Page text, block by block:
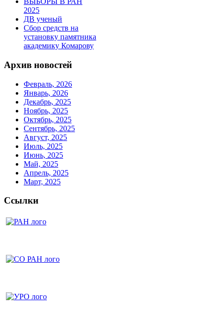
2025
ДВ ученый
Сбор средств на
установку памятника
академику Комарову
Архив новостей
Февраль, 2026
Январь, 2026
Декабрь, 2025
Ноябрь, 2025
Октябрь, 2025
Сентябрь, 2025
Август, 2025
Июль, 2025
Июнь, 2025
Май, 2025
Апрель, 2025
Март, 2025
Ссылки